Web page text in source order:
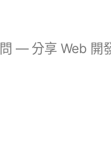
— 分享 Web 開